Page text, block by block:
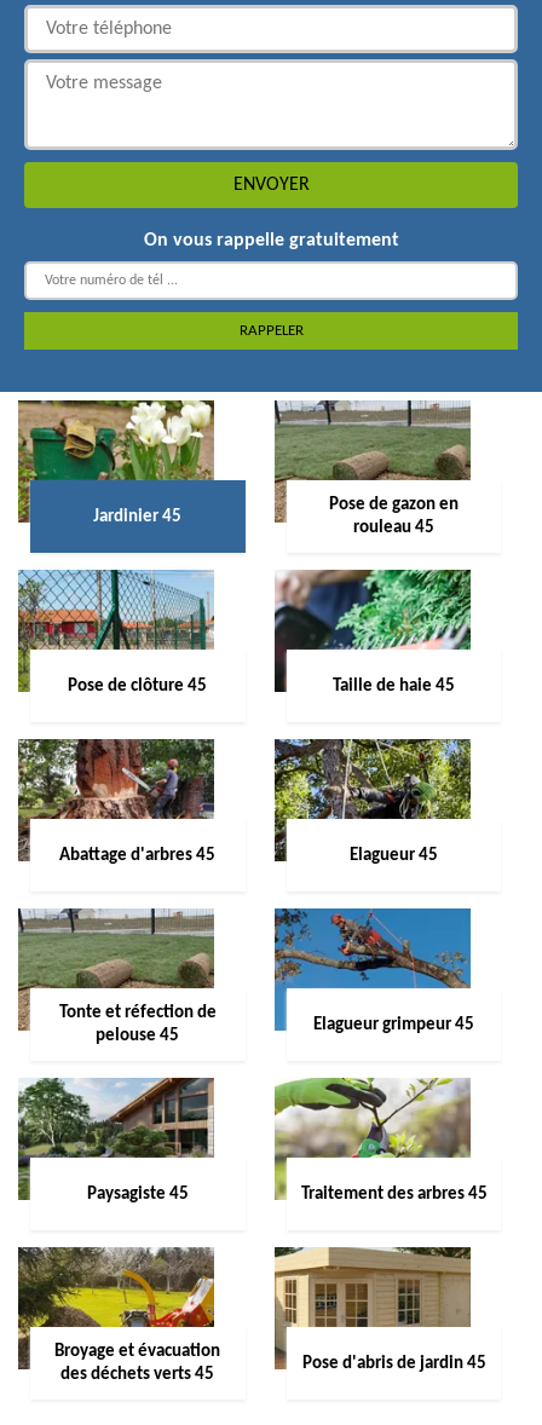
On vous rappelle gratuitement
Jardinier 45
Pose de gazon en
rouleau 45
Pose de clôture 45 Taille de haie 45
Abattage d'arbres 45 Elagueur 45
Tonte et réfection de
pelouse 45
Elagueur grimpeur 45
Paysagiste 45 Traitement des arbres 45
Broyage et évacuation
des déchets verts 45
Pose d'abris de jardin 45